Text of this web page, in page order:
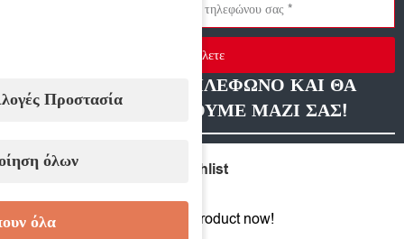
Στείλετε
ΑΦΗΣΤΕ ΜΑΣ ΤΗΛΕΦΩΝΟ ΚΑΙ ΘΑ
ΕΠΙΚΟΙΝΩΝΗΣΟΥΜΕ ΜΑΖΙ ΣΑΣ!
Compare Add to wishlist
9 People watching this product now!
Προστασία
όλων
όλα